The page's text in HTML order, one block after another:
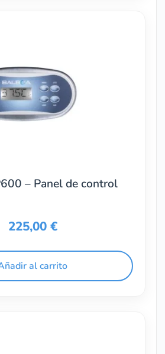
– Panel de control
225,00 €
al carrito